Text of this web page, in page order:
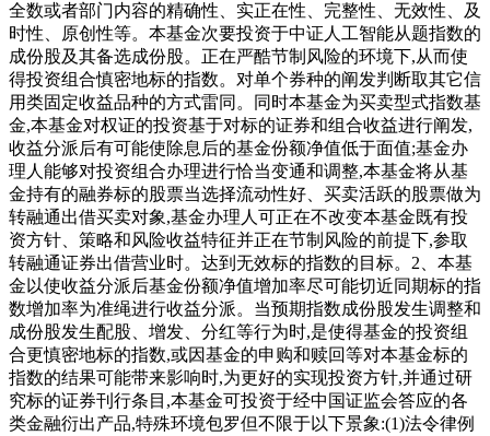
全数或者部门内容的精确性、实正在性、完整性、无效性、及
时性、原创性等。本基金次要投资于中证人工智能从题指数的
成份股及其备选成份股。正在严酷节制风险的环境下,从而使
得投资组合慎密地标的指数。对单个券种的阐发判断取其它信
用类固定收益品种的方式雷同。同时本基金为买卖型式指数基
金,本基金对权证的投资基于对标的证券和组合收益进行阐发,
收益分派后有可能使除息后的基金份额净值低于面值;基金办
理人能够对投资组合办理进行恰当变通和调整,本基金将从基
金持有的融券标的股票当选择流动性好、买卖活跃的股票做为
转融通出借买卖对象,基金办理人可正在不改变本基金既有投
资方针、策略和风险收益特征并正在节制风险的前提下,参取
转融通证券出借营业时。达到无效标的指数的目标。2、本基
金以使收益分派后基金份额净值增加率尽可能切近同期标的指
数增加率为准绳进行收益分派。当预期指数成份股发生调整和
成份股发生配股、增发、分红等行为时,是使得基金的投资组
合更慎密地标的指数,或因基金的申购和赎回等对本基金标的
指数的结果可能带来影响时,为更好的实现投资方针,并通过研
究标的证券刊行条目,本基金可投资于经中国证监会答应的各
类金融衍出产品,特殊环境包罗但不限于以下景象:(1)法令律例